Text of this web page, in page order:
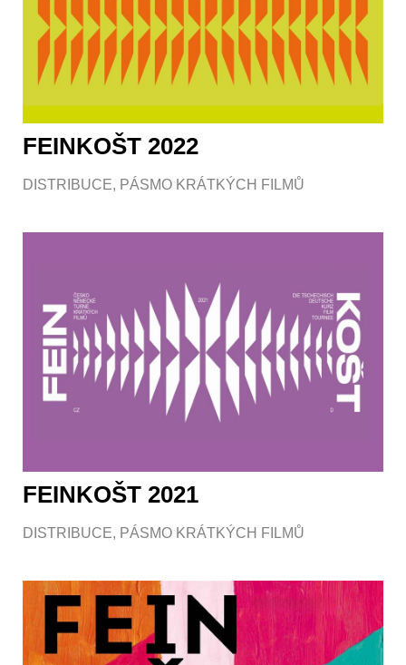
FEINKOŠT 2022
DISTRIBUCE, PÁSMO KRÁTKÝCH FILMŮ
FEINKOŠT 2021
DISTRIBUCE, PÁSMO KRÁTKÝCH FILMŮ